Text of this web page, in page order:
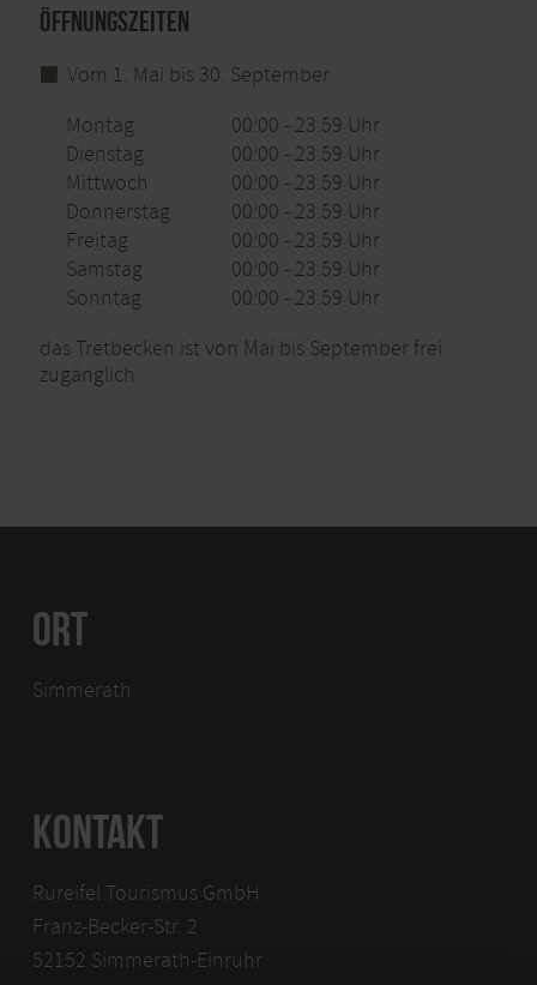
Öffnungszeiten
Vom 1. Mai bis 30. September
Montag
00:00 - 23:59 Uhr
Dienstag
00:00 - 23:59 Uhr
Mittwoch
00:00 - 23:59 Uhr
Donnerstag
00:00 - 23:59 Uhr
Freitag
00:00 - 23:59 Uhr
Samstag
00:00 - 23:59 Uhr
Sonntag
00:00 - 23:59 Uhr
das Tretbecken ist von Mai bis September frei
zugänglich
ORT
Simmerath
KONTAKT
Rureifel Tourismus GmbH
Franz-Becker-Str. 2
52152 Simmerath-Einruhr